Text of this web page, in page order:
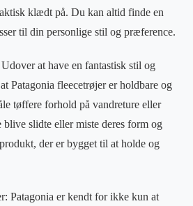
klædt på. Du kan altid finde en
til din personlige stil og præference.
at have en fantastisk stil og
Patagonia fleecetrøjer er holdbare og
tøffere forhold på vandreture eller
slidte eller miste deres form og
der er bygget til at holde og
Patagonia er kendt for ikke kun at